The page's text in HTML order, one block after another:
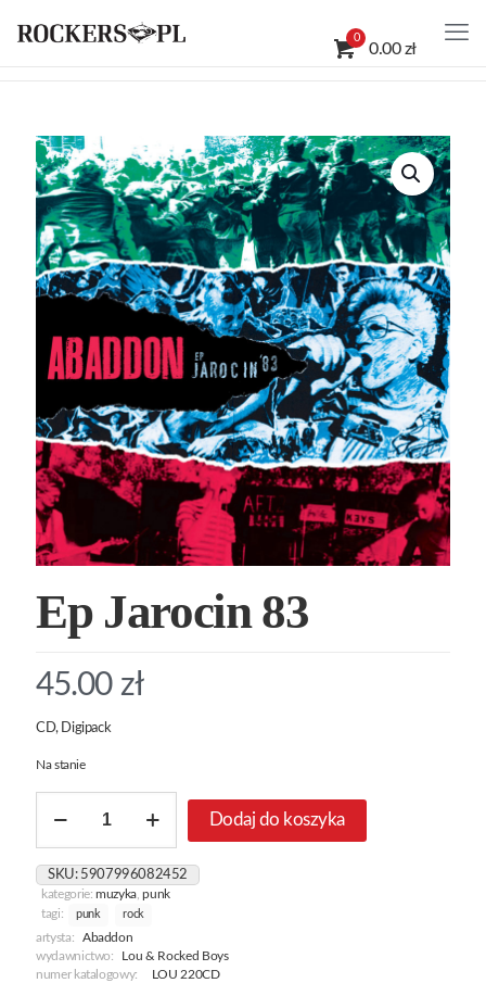
0
0.00 zł
Ep Jarocin 83
45.00 zł
CD, Digipack
Na stanie
83
Dodaj do koszyka
SKU: 5907996082452
kategorie:muzyka ,punk
tagi:
punk rock
artysta:
Abaddon
wydawnictwo:
Lou & Rocked Boys
numer katalogowy:
LOU 220CD